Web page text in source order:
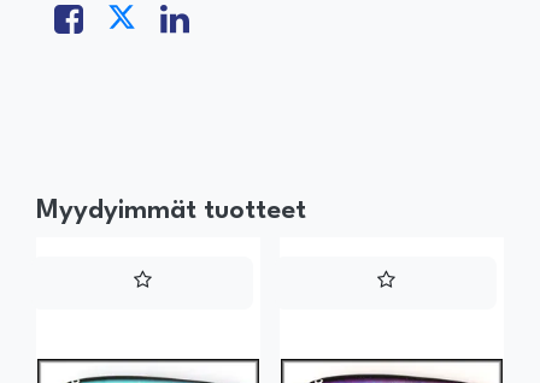
Myydyimmät tuotteet